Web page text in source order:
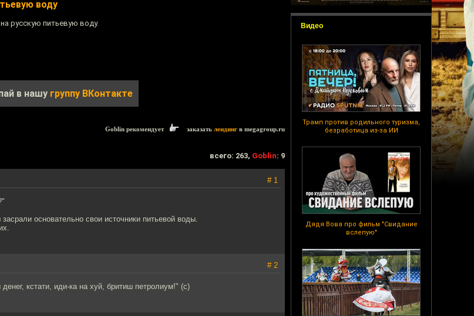
Видео
Трамп против родильного туризма,
безработица из-за ИИ
Дядя Вова про фильм "Свидание
вслепую"
воду
русскую питьевую воду.
в нашу группу ВКонтакте
Goblin рекомендует заказать лендинг в megagroup.ru
всего: 263, Goblin: 9
# 1
основательно свои источники питьевой воды.
# 2
кстати, иди-ка на хуй, бритиш петролиум!" (с)